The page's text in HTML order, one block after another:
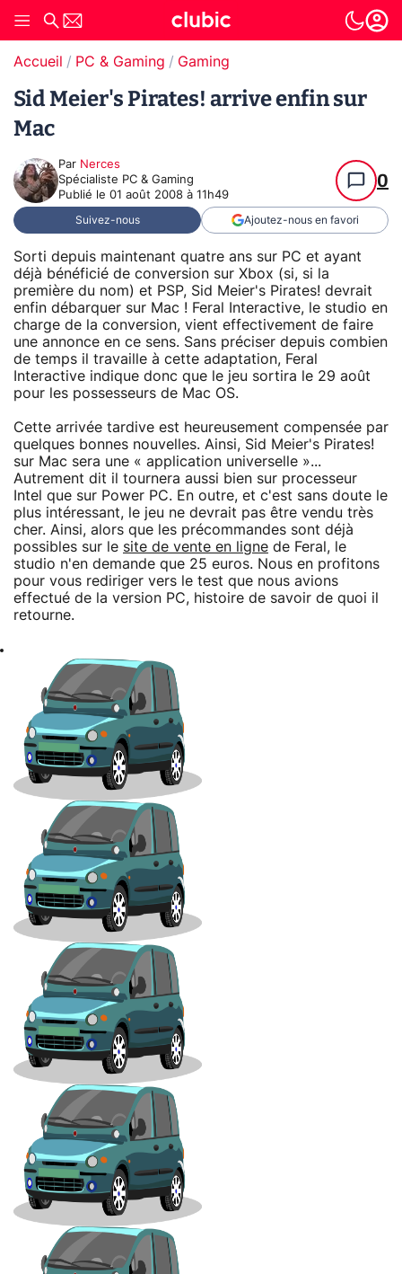
Accueil PC & Gaming Gaming
Sid Meier's Pirates! arrive enfin sur
Mac
Par Nerces
Spécialiste PC & Gaming
Publié le 01 août 2008 à 11h49
0
Suivez-nous Ajoutez-nous en favori
Sorti depuis maintenant quatre ans sur PC et ayant
déjà bénéficié de conversion sur Xbox (si, si la
première du nom) et PSP, Sid Meier's Pirates! devrait
enfin débarquer sur Mac ! Feral Interactive, le studio en
charge de la conversion, vient effectivement de faire
une annonce en ce sens. Sans préciser depuis combien
de temps il travaille à cette adaptation, Feral
Interactive indique donc que le jeu sortira le 29 août
pour les possesseurs de Mac OS.
Cette arrivée tardive est heureusement compensée par
quelques bonnes nouvelles. Ainsi, Sid Meier's Pirates!
sur Mac sera une « application universelle »...
Autrement dit il tournera aussi bien sur processeur
Intel que sur Power PC. En outre, et c'est sans doute le
plus intéressant, le jeu ne devrait pas être vendu très
cher. Ainsi, alors que les précommandes sont déjà
possibles sur le site de vente en ligne de Feral, le
studio n'en demande que 25 euros. Nous en profitons
pour vous rediriger vers le test que nous avions
effectué de la version PC, histoire de savoir de quoi il
retourne.